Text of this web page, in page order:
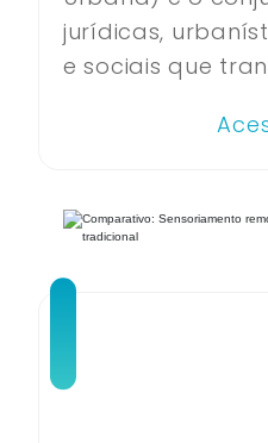
jurídicas,
e sociais que